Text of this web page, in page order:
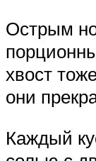
Острым
хвост
они
Каждый